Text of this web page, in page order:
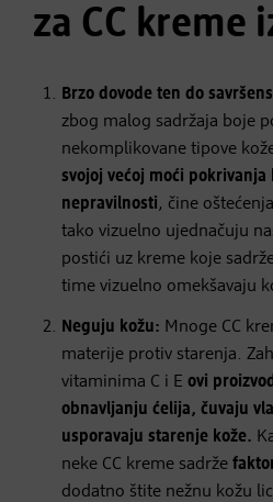
za CC kreme
Brzo dovode ten do
zbog malog sadržaja boje
nekomplikovane tipove
svojoj većoj moći
nepravilnosti, čine
tako vizuelno ujednačuju
postići uz kreme koje
time vizuelno omekšavaju
Neguju kožu: Mnoge CC
materije protiv starenja.
vitaminima C i E ovi
obnavljanju ćelija, čuvaju
usporavaju starenje kože.
neke CC kreme sadrže
dodatno štite nežnu kožu